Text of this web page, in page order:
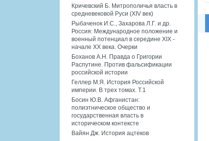
Кричевский Б. Митрополичья власть в
средневековой Руси (XIV век)
Рыбаченок И.С., Захарова Л.Г. и др.
Россия: Международное положение и
военный потенциал в середине XIX -
начале XX века. Очерки
Боханов А.Н. Правда о Григории
Распутине. Против фальсификации
российской истории
Геллер М.Я. История Российской
империи. В трех томах. Т.1
Босин Ю.В. Афганистан:
полиэтническое общество и
государственная власть в
историческом контексте
Вайян Дж. История ацтеков